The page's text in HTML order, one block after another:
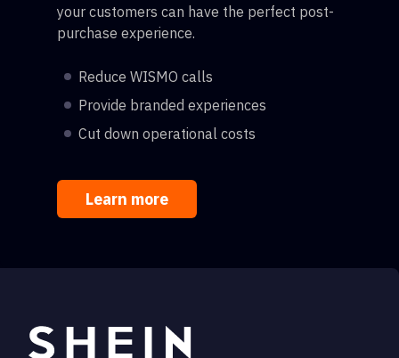
your customers can have the perfect post-
purchase experience.
Reduce WISMO calls
Provide branded experiences
Cut down operational costs
Learn more